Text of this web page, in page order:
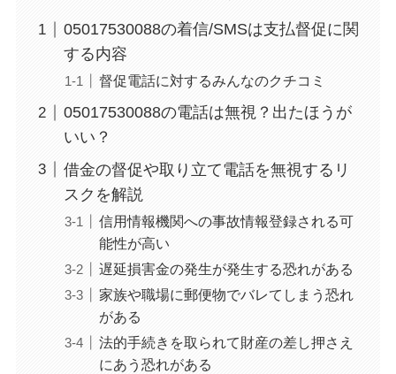
05017530088の着信/SMSは支払督促に関
する内容
督促電話に対するみんなのクチコミ
05017530088の電話は無視？出たほうが
いい？
借金の督促や取り立て電話を無視するリ
スクを解説
信用情報機関への事故情報登録される可
能性が高い
遅延損害金の発生が発生する恐れがある
家族や職場に郵便物でバレてしまう恐れ
がある
法的手続きを取られて財産の差し押さえ
にあう恐れがある